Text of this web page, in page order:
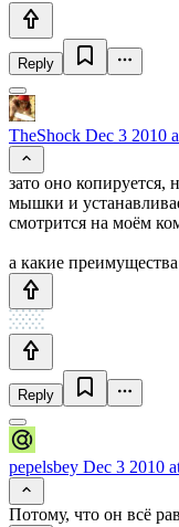
Reply
TheShock Dec 3 2010
зато оно копируется,
мышки и
смотрится на моём
а какие
Reply
pepelsbey Dec 3 2010
Потому, что он всё